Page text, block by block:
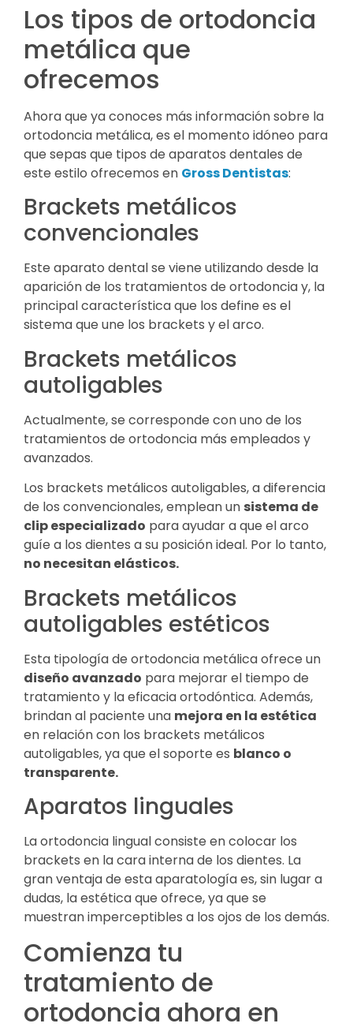
Los tipos de ortodoncia
metálica que
ofrecemos
Ahora que ya conoces más información sobre la
ortodoncia metálica, es el momento idóneo para
que sepas que tipos de aparatos dentales de
este estilo ofrecemos en Gross Dentistas:
Brackets metálicos
convencionales
Este aparato dental se viene utilizando desde la
aparición de los tratamientos de ortodoncia y, la
principal característica que los define es el
sistema que une los brackets y el arco.
Brackets metálicos
autoligables
Actualmente, se corresponde con uno de los
tratamientos de ortodoncia más empleados y
avanzados.
Los brackets metálicos autoligables, a diferencia
de los convencionales, emplean un sistema de
clip especializado para ayudar a que el arco
guíe a los dientes a su posición ideal. Por lo tanto,
no necesitan elásticos.
Brackets metálicos
autoligables estéticos
Esta tipología de ortodoncia metálica ofrece un
diseño avanzado para mejorar el tiempo de
tratamiento y la eficacia ortodóntica. Además,
brindan al paciente una mejora en la estética
en relación con los brackets metálicos
autoligables, ya que el soporte es blanco o
transparente.
Aparatos linguales
La ortodoncia lingual consiste en colocar los
brackets en la cara interna de los dientes. La
gran ventaja de esta aparatología es, sin lugar a
dudas, la estética que ofrece, ya que se
muestran imperceptibles a los ojos de los demás.
Comienza tu
tratamiento de
ortodoncia ahora en